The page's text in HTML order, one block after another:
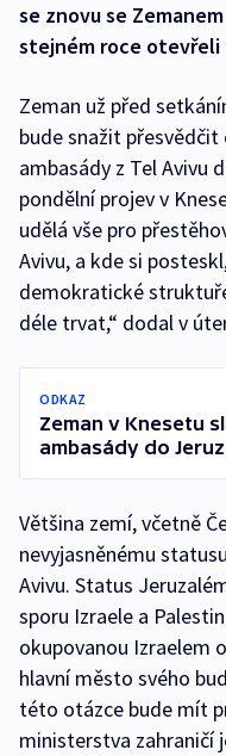
se znovu se
stejném roce otevřeli
Zeman už před
bude snažit
ambasády z Tel Avivu
pondělní projev v
udělá vše pro
Avivu, a kde si
demokratické
déle trvat,“ dodal v
ODKAZ
Zeman v Knesetu
ambasády do
Většina zemí, včetně
nevyjasněnému
Avivu. Status
sporu Izraele a
okupovanou Izraelem
hlavní město svého
této otázce bude mít
ministerstva zahraničí